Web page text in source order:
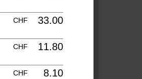
CHF 33.00
CHF 11.80
CHF 8.10